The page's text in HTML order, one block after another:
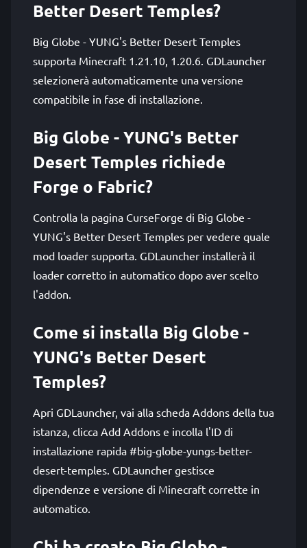
Better Desert Temples?
Big Globe - YUNG's Better Desert Temples
supporta Minecraft 1.21.10, 1.20.6. GDLauncher
selezionerà automaticamente una versione
compatibile in fase di installazione.
Big Globe - YUNG's Better
Desert Temples richiede
Forge o Fabric?
Controlla la pagina CurseForge di Big Globe -
YUNG's Better Desert Temples per vedere quale
mod loader supporta. GDLauncher installerà il
loader corretto in automatico dopo aver scelto
l'addon.
Come si installa Big Globe -
YUNG's Better Desert
Temples?
Apri GDLauncher, vai alla scheda Addons della tua
istanza, clicca Add Addons e incolla l'ID di
installazione rapida #big-globe-yungs-better-
desert-temples. GDLauncher gestisce
dipendenze e versione di Minecraft corrette in
automatico.